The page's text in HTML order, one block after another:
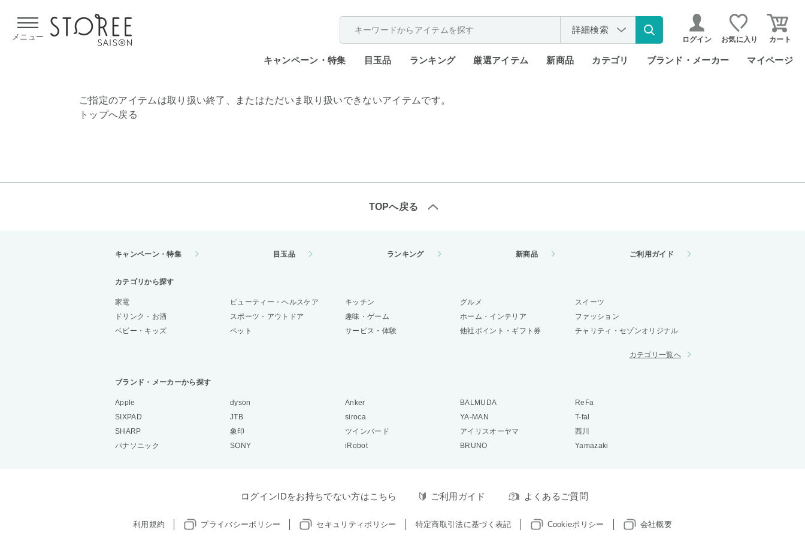
メニュー
詳細検索
ログイン お気に入り カート
キャンペーン・特集 目玉品 ランキング 厳選アイテム 新商品 カテゴリ ブランド・メーカー マイページ
ご指定のアイテムは取り扱い終了、またはただいま取り扱いできないアイテムです。
トップへ戻る
TOPへ戻る
キャンペーン・特集 目玉品 ランキング 新商品 ご利用ガイド
カテゴリから探す
家電 ビューティー・ヘルスケア キッチン グルメ
スイーツ
ドリンク・お酒
スポーツ・アウトドア 趣味・ゲーム ホーム・インテリア
ファッション
ベビー・キッズ
ペット サービス・体験 他社ポイント・ギフト券 チャリティ・セゾンオリジナル
カテゴリ一覧へ
ブランド・メーカーから探す
Apple dyson Anker BALMUDA
ReFa
SIXPAD
JTB siroca YA-MAN
T-fal
SHARP
象印 ツインバード アイリスオーヤマ
西川
パナソニック
SONY iRobot BRUNO Yamazaki
ログインIDをお持ちでない方はこちら ご利用ガイド よくあるご質問
利用規約 プライバシーポリシー セキュリティポリシー 特定商取引法に基づく表記 Cookieポリシー 会社概要